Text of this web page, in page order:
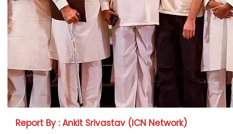
Report By : Ankit Srivastav (ICN Network)